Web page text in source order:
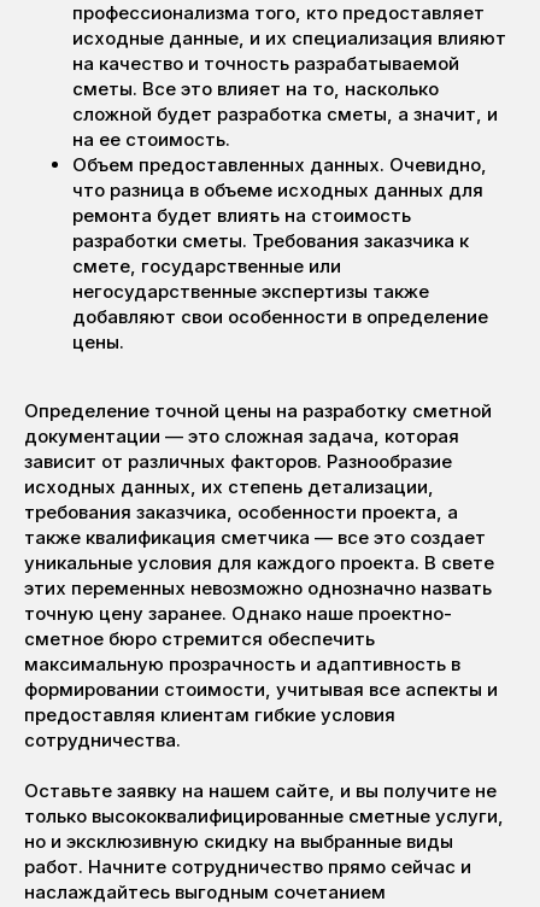
профессионализма того, кто предоставляет
исходные данные, и их специализация влияют
на качество и точность разрабатываемой
сметы. Все это влияет на то, насколько
сложной будет разработка сметы, а значит, и
на ее стоимость.
Объем предоставленных данных. Очевидно,
что разница в объеме исходных данных для
ремонта будет влиять на стоимость
разработки сметы. Требования заказчика к
смете, государственные или
негосударственные экспертизы также
добавляют свои особенности в определение
цены.
Определение точной цены на разработку сметной
документации — это сложная задача, которая
зависит от различных факторов. Разнообразие
исходных данных, их степень детализации,
требования заказчика, особенности проекта, а
также квалификация сметчика — все это создает
уникальные условия для каждого проекта. В свете
этих переменных невозможно однозначно назвать
точную цену заранее. Однако наше проектно-
сметное бюро стремится обеспечить
максимальную прозрачность и адаптивность в
формировании стоимости, учитывая все аспекты и
предоставляя клиентам гибкие условия
сотрудничества.
Оставьте заявку на нашем сайте, и вы получите не
только высококвалифицированные сметные услуги,
но и эксклюзивную скидку на выбранные виды
работ. Начните сотрудничество прямо сейчас и
наслаждайтесь выгодным сочетанием